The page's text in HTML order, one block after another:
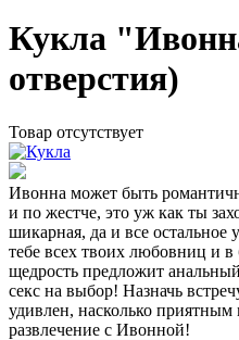
Кукла
отверстия)
Товар отсутствует
Ивонна может быть
и по жестче, это уж как ты
шикарная, да и все остальное
тебе всех твоих любовниц и в
щедрость предложит
секс на выбор! Назначь
удивлен, насколько приятным
развлечение с Ивонной!